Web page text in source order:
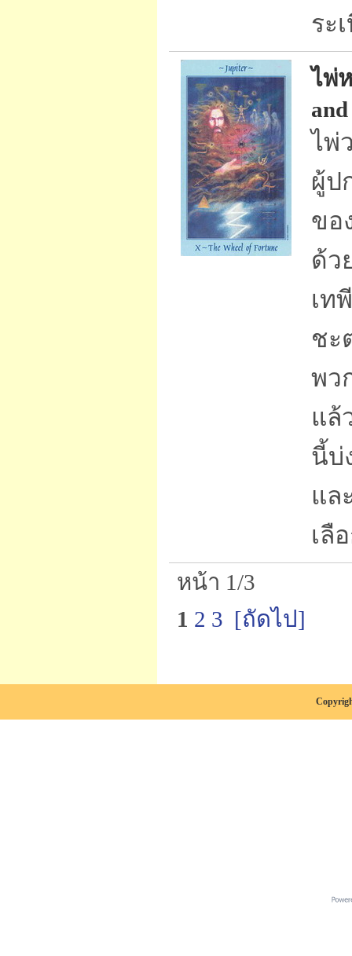
ระ
ไพ่
ไพ่
ผู้ป
ขอ
ด้ว
เท
ชะ
พว
แล้
นี้บ่
แล
เลื
หน้า 1/3
1 2 3 [ถัดไป]